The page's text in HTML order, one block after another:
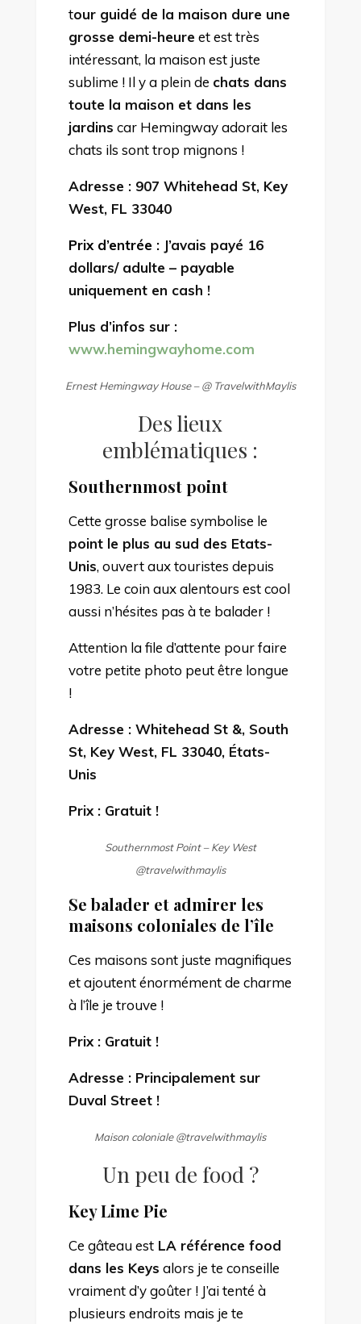
tour guidé de la maison dure une
grosse demi-heureet est très
intéressant, la maison est juste
sublime ! Il y a plein de chats dans
toute la maison et dans les
jardins car Hemingway adorait les
chats ils sont trop mignons !
Adresse : 907 Whitehead St, Key
West, FL 33040
Prix d’entrée : J’avais payé 16
dollars/ adulte – payable
uniquement en cash !
Plus d’infos sur :
www.hemingwayhome.com
Ernest Hemingway House –@ TravelwithMaylis
Des lieux
emblématiques :
Southernmost point
Cette grosse balise symbolise le
point le plus au sud des Etats-
Unis, ouvert aux touristes depuis
1983. Le coin aux alentours est cool
aussi n’hésites pas à te balader !
Attention la file d’attente pour faire
votre petite photo peut être longue
!
Adresse : Whitehead St &, South
St, Key West, FL 33040, États-
Unis
Prix : Gratuit !
Southernmost Point – Key West
@travelwithmaylis
Se balader et admirer les
maisons coloniales de l’île
Ces maisons sont juste magnifiques
et ajoutent énormément de charme
à l’île je trouve !
Prix : Gratuit !
Adresse : Principalement sur
Duval Street !
Maison coloniale @travelwithmaylis
Un peu de food ?
Key Lime Pie
Ce gâteau estLA référence food
dans les Keys alors je te conseille
vraiment d’y goûter ! J’ai tenté à
plusieurs endroits mais je te